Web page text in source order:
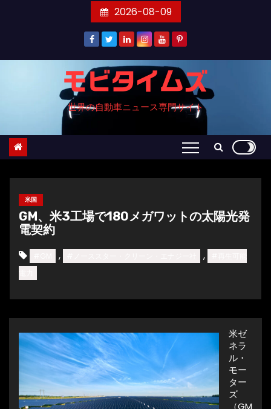
ン
プ
2026-08-09
モビタイムズ
世界の自動車ニュース専門サイト
米国
GM、米3工場で180メガワットの太陽光発
電契約
, ,
米ゼ
ネラ
ル・
モー
ター
ズ
（GM